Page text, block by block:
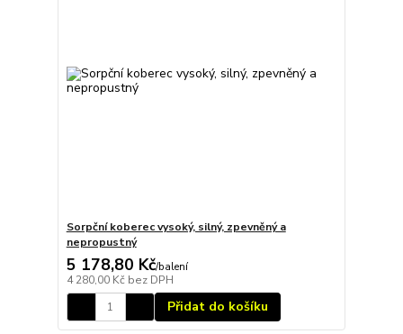
Sorpční koberec vysoký, silný, zpevněný a
nepropustný
5 178,80 Kč/balení
4 280,00 Kč bez DPH
Přidat do košíku